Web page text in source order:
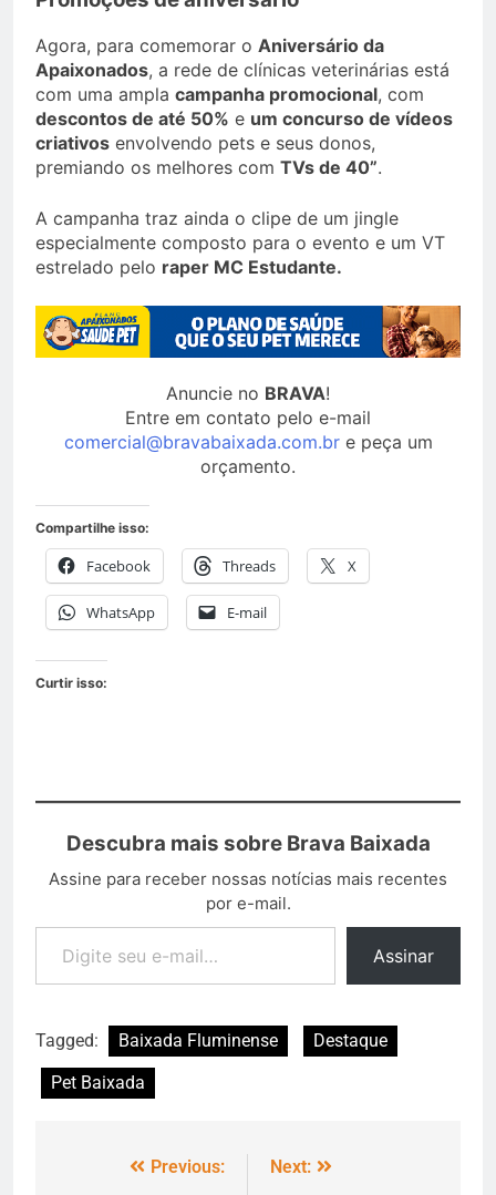
Agora, para comemorar o Aniversário da
Apaixonados, a rede de clínicas veterinárias está
com uma ampla campanha promocional, com
descontos de até 50% e um concurso de vídeos
criativos envolvendo pets e seus donos,
premiando os melhores com TVs de 40”.
A campanha traz ainda o clipe de um jingle
especialmente composto para o evento e um VT
estrelado pelo raper MC Estudante.
Anuncie no BRAVA!
Entre em contato pelo e-mail
comercial@bravabaixada.com.bre peça um
orçamento.
Compartilhe isso:
Facebook Threads X
WhatsApp E-mail
Curtir isso:
Descubra mais sobre Brava Baixada
Assine para receber nossas notícias mais recentes
por e-mail.
Assinar
Tagged: Baixada Fluminense
Destaque
Pet Baixada
Previous:
Next: